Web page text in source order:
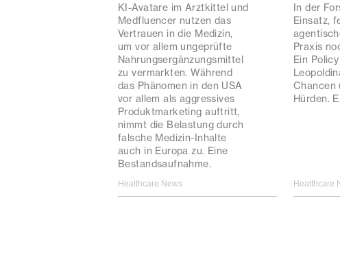
KI-Avatare im Arztkittel und
Medfluencer nutzen das
Vertrauen in die Medizin,
um vor allem ungeprüfte
Nahrungsergänzungsmittel
zu vermarkten. Während
das Phänomen in den USA
vor allem als aggressives
Produktmarketing auftritt,
nimmt die Belastung durch
falsche Medizin-Inhalte
auch in Europa zu. Eine
Bestandsaufnahme.
Healthcare News
In der
Einsatz,
Praxis
Ein
Chancen
Hürden.
Healthcare